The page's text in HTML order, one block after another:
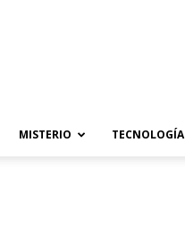
MISTERIO TECNOLOGÍA